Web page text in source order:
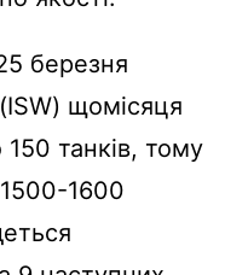
березня
щомісяця
танків, тому
1600